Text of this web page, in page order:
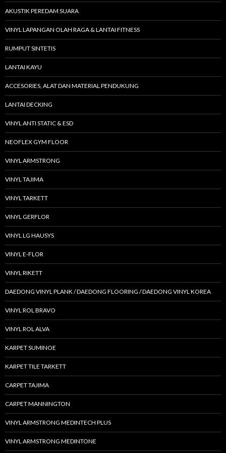
AKUSTIK PEREDAM SUARA
VINYL LAPANGAN OLAH RAGA & LANTAI FITNESS
RUMPUT SINTETIS
LANTAI KAYU
ACCESORIES, ALAT DAN MATERIAL PENDUKUNG
LANTAI DECKING
VINYL ANTI STATIC & ESD
NEOFLEX GYM FLOOR
VINYL ARMSTRONG
VINYL TAJIMA
VINYL TARKETT
VINYL GERFLOR
VINYL LG HAUSYS
VINYL E-FLOR
VINYL RIKETT
DAEDONG VINYL PLANK / DAEDONG FLOORING / DAEDONG VINYL KOREA
VINYL ROL BRAVO
VINYL ROL ALVA
KARPET SUMINOE
KARPET TILE TARKETT
CARPET TAJIMA
CARPET MANNINGTON
VINYL ARMSTRONG MEDINTECH PLUS
VINYL ARMSTRONG MEDINTONE